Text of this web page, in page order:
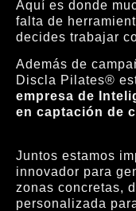
Aquí es donde
falta de
decides trabajar
Además de
Discla Pilates®
empresa de
en captación de
Juntos estamos
innovador para
zonas concretas,
personalizada